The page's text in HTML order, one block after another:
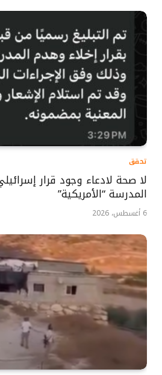
تحقق
لا صحة لادعاء وجود قرار
المدرسة “الأمريكية”
6 أغسطس، 2026